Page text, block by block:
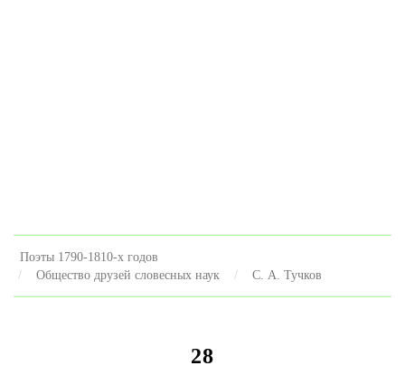
Поэты 1790-1810-х годов
Общество друзей словесных наук
С. А. Тучков
28